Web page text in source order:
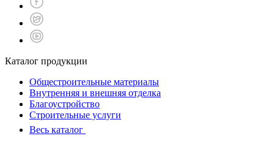
Каталог продукции
Общестроительные материалы
Внутренняя и внешняя отделка
Благоустройство
Строительные услуги
Весь каталог